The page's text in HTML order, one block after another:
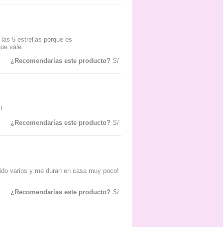
5 estrellas porque es
vale.
¿Recomendarías este producto? Sí
¿Recomendarías este producto? Sí
varios y me duran en casa muy poco!
¿Recomendarías este producto? Sí